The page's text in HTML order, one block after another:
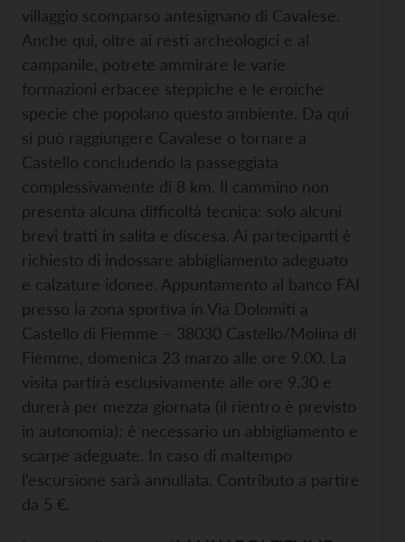
villaggio scomparso antesignano di Cavalese.
Anche qui, oltre ai resti archeologici e al
campanile, potrete ammirare le varie
formazioni erbacee steppiche e le eroiche
specie che popolano questo ambiente. Da qui
si può raggiungere Cavalese o tornare a
Castello concludendo la passeggiata
complessivamente di 8 km. Il cammino non
presenta alcuna difficoltà tecnica: solo alcuni
brevi tratti in salita e discesa. Ai partecipanti è
richiesto di indossare abbigliamento adeguato
e calzature idonee. Appuntamento al banco FAI
presso la zona sportiva in Via Dolomiti a
Castello di Fiemme – 38030 Castello/Molina di
Fiemme, domenica 23 marzo alle ore 9.00. La
visita partirà esclusivamente alle ore 9.30 e
durerà per mezza giornata (il rientro è previsto
in autonomia): è necessario un abbigliamento e
scarpe adeguate. In caso di maltempo
l’escursione sarà annullata. Contributo a partire
da 5 €.